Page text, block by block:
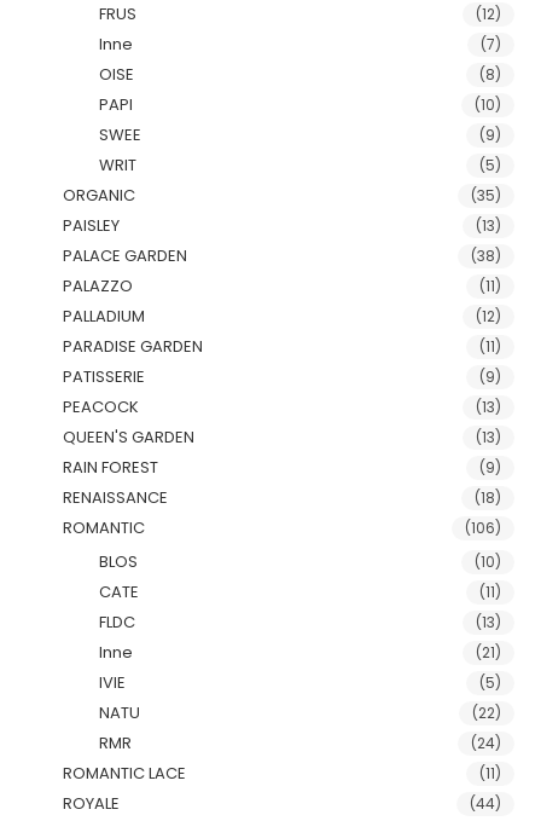
FRUS (12)
Inne (7)
OISE (8)
PAPI (10)
SWEE (9)
WRIT (5)
ORGANIC (35)
PAISLEY (13)
PALACE GARDEN (38)
PALAZZO (11)
PALLADIUM (12)
PARADISE GARDEN (11)
PATISSERIE (9)
PEACOCK (13)
QUEEN'S GARDEN (13)
RAIN FOREST (9)
RENAISSANCE (18)
ROMANTIC (106)
BLOS (10)
CATE (11)
FLDC (13)
Inne (21)
IVIE (5)
NATU (22)
RMR (24)
ROMANTIC LACE (11)
ROYALE (44)